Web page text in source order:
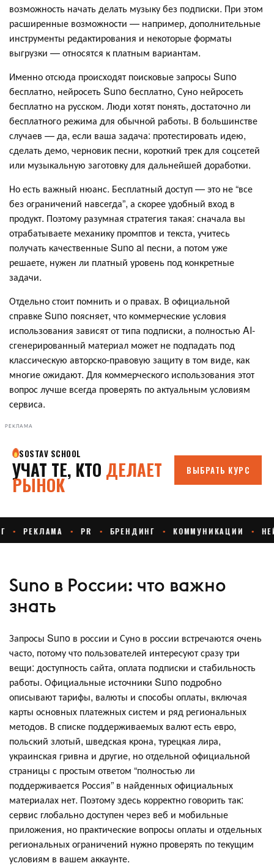
возможность начать делать музыку без подписки. При этом
расширенные возможности — например, дополнительные
инструменты редактирования и некоторые форматы
выгрузки — относятся к платным вариантам.
Именно отсюда происходят поисковые запросы Suno
бесплатно, нейросеть Suno бесплатно, Суно нейросеть
бесплатно на русском. Люди хотят понять, достаточно ли
бесплатного режима для обычной работы. В большинстве
случаев — да, если ваша задача: протестировать идею,
сделать демо, черновик песни, короткий трек для соцсетей
или музыкальную заготовку для дальнейшей доработки.
Но есть важный нюанс. Бесплатный доступ — это не “все
без ограничений навсегда”, а скорее удобный вход в
продукт. Поэтому разумная стратегия такая: сначала вы
отрабатываете механику промптов и текста, учитесь
получать качественные Suno ai песни, а потом уже
решаете, нужен ли платный уровень под конкретные
задачи.
Отдельно стоит помнить и о правах. В официальной
справке Suno поясняет, что коммерческие условия
использования зависят от типа подписки, а полностью AI-
сгенерированный материал может не подпадать под
классическую авторско-правовую защиту в том виде, как
многие ожидают. Для коммерческого использования этот
вопрос лучше всегда проверять по актуальным условиям
сервиса.
РЕКЛАМА
Suno в России: что важно
знать
Запросы Suno в россии и Суно в россии встречаются очень
часто, потому что пользователей интересуют сразу три
вещи: доступность сайта, оплата подписки и стабильность
работы. Официальные источники Suno подробно
описывают тарифы, валюты и способы оплаты, включая
карты основных платежных систем и ряд региональных
методов. В списке поддерживаемых валют есть евро,
польский злотый, шведская крона, турецкая лира,
украинская гривна и другие, но отдельной официальной
страницы с простым ответом “полностью ли
поддерживается Россия” в найденных официальных
материалах нет. Поэтому здесь корректно говорить так:
сервис глобально доступен через веб и мобильные
приложения, но практические вопросы оплаты и отдельных
региональных ограничений нужно проверять по текущим
условиям в вашем аккаунте.